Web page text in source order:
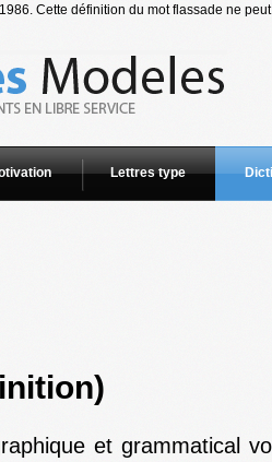
Cette définition du mot flassade ne
Lettres type
et grammatical